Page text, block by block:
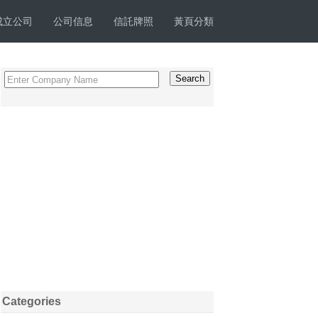
立公司 公司信息 信託牌照 黃頁分類
Categories